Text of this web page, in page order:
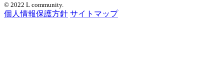
© 2022 L community.
個人情報保護方針 サイトマップ